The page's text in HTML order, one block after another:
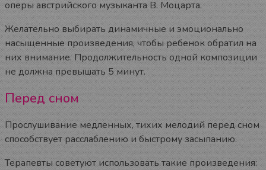
оперы австрийского музыканта В. Моцарта.
Желательно выбирать динамичные и эмоционально
насыщенные произведения, чтобы ребенок обратил на
них внимание. Продолжительность одной композиции
не должна превышать 5 минут.
Перед сном
Прослушивание медленных, тихих мелодий перед сном
способствует расслаблению и быстрому засыпанию.
Терапевты советуют использовать такие произведения: